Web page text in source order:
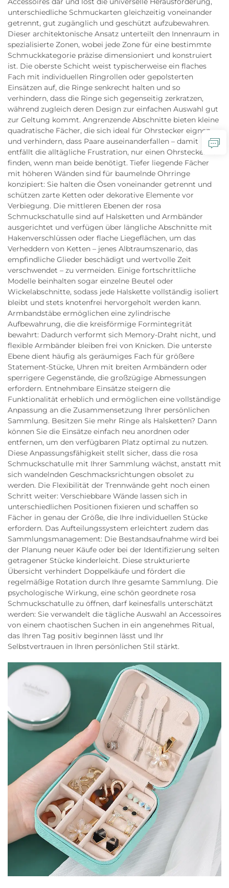
unterschiedliche Schmuckarten gleichzeitig voneinander
getrennt, gut zugänglich und geschützt aufzubewahren.
Dieser architektonische Ansatz unterteilt den Innenraum in
spezialisierte Zonen, wobei jede Zone für eine bestimmte
Schmuckkategorie präzise dimensioniert und konstruiert
ist. Die oberste Schicht weist typischerweise ein flaches
Fach mit individuellen Ringrollen oder gepolsterten
Einsätzen auf, die Ringe senkrecht halten und so
verhindern, dass die Ringe sich gegenseitig zerkratzen,
während zugleich deren Design zur einfachen Auswahl gut
zur Geltung kommt. Angrenzende Abschnitte bieten kleine
quadratische Fächer, die sich ideal für Ohrstecker eignen
und verhindern, dass Paare auseinanderfallen – damit
entfällt die alltägliche Frustration, nur einen Ohrstecker zu
finden, wenn man beide benötigt. Tiefer liegende Fächer
mit höheren Wänden sind für baumelnde Ohrringe
konzipiert: Sie halten die Ösen voneinander getrennt und
schützen zarte Ketten oder dekorative Elemente vor
Verbiegung. Die mittleren Ebenen der rosa
Schmuckschatulle sind auf Halsketten und Armbänder
ausgerichtet und verfügen über längliche Abschnitte mit
Hakenverschlüssen oder flache Liegeflächen, um das
Verheddern von Ketten – jenes Albtraumszenario, das
empfindliche Glieder beschädigt und wertvolle Zeit
verschwendet – zu vermeiden. Einige fortschrittliche
Modelle beinhalten sogar einzelne Beutel oder
Wickelabschnitte, sodass jede Halskette vollständig isoliert
bleibt und stets knotenfrei hervorgeholt werden kann.
Armbandstäbe ermöglichen eine zylindrische
Aufbewahrung, die die kreisförmige Formintegrität
bewahrt: Dadurch verformt sich Memory-Draht nicht, und
flexible Armbänder bleiben frei von Knicken. Die unterste
Ebene dient häufig als geräumiges Fach für größere
Statement-Stücke, Uhren mit breiten Armbändern oder
sperrigere Gegenstände, die großzügige Abmessungen
erfordern. Entnehmbare Einsätze steigern die
Funktionalität erheblich und ermöglichen eine vollständige
Anpassung an die Zusammensetzung Ihrer persönlichen
Sammlung. Besitzen Sie mehr Ringe als Halsketten? Dann
können Sie die Einsätze einfach neu anordnen oder
entfernen, um den verfügbaren Platz optimal zu nutzen.
Diese Anpassungsfähigkeit stellt sicher, dass die rosa
Schmuckschatulle mit Ihrer Sammlung wächst, anstatt mit
sich wandelnden Geschmacksrichtungen obsolet zu
werden. Die Flexibilität der Trennwände geht noch einen
Schritt weiter: Verschiebbare Wände lassen sich in
unterschiedlichen Positionen fixieren und schaffen so
Fächer in genau der Größe, die Ihre individuellen Stücke
erfordern. Das Aufteilungssystem erleichtert zudem das
Sammlungsmanagement: Die Bestandsaufnahme wird bei
der Planung neuer Käufe oder bei der Identifizierung selten
getragener Stücke kinderleicht. Diese strukturierte
Übersicht verhindert Doppelkäufe und fördert die
regelmäßige Rotation durch Ihre gesamte Sammlung. Die
psychologische Wirkung, eine schön geordnete rosa
Schmuckschatulle zu öffnen, darf keinesfalls unterschätzt
werden: Sie verwandelt die tägliche Auswahl an Accessoires
von einem chaotischen Suchen in ein angenehmes Ritual,
das Ihren Tag positiv beginnen lässt und Ihr
Selbstvertrauen in Ihren persönlichen Stil stärkt.